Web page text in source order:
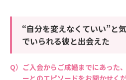
“自分を変えなくていい”と
でいられる彼と出会えた
ご入会からご成婚までにあった
ーとのエピソードをお聞かせくだ